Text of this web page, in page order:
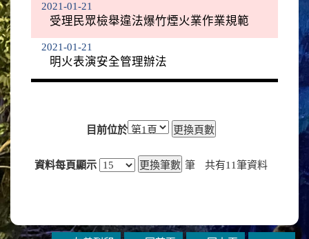
受理民眾檢舉違法爆竹煙火業作業規範
2021-01-21
明火表演安全管理辦法
2021-01-21
目前位於
資料每頁顯示 筆 共有11筆資料